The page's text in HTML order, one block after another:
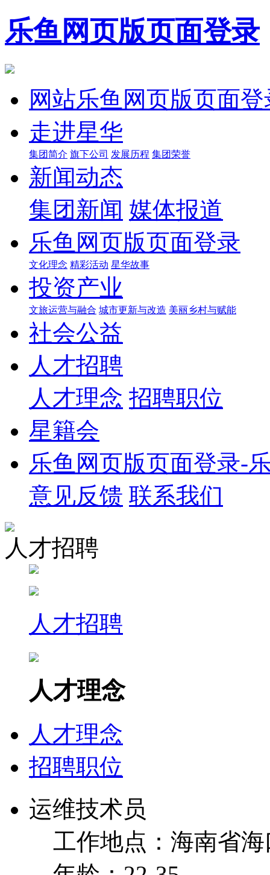
乐鱼网页版页面登录
网站乐鱼网页版页面登
走进星华
集团简介 旗下公司 发展历程 集团荣誉
新闻动态
集团新闻 媒体报道
乐鱼网页版页面登录
文化理念 精彩活动 星华故事
投资产业
文旅运营与融合 城市更新与改造 美丽乡村与赋能
社会公益
人才招聘
人才理念 招聘职位
星籍会
乐鱼网页版页面登录-
意见反馈 联系我们
人才招聘
人才招聘
人才理念
人才理念
招聘职位
运维技术员
工作地点：海南省